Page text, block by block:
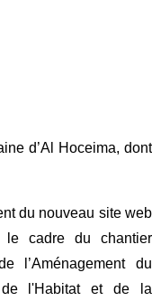
d’Al Hoceima, dont
du nouveau site web
le cadre du chantier
l’Aménagement du
de l'Habitat et de la